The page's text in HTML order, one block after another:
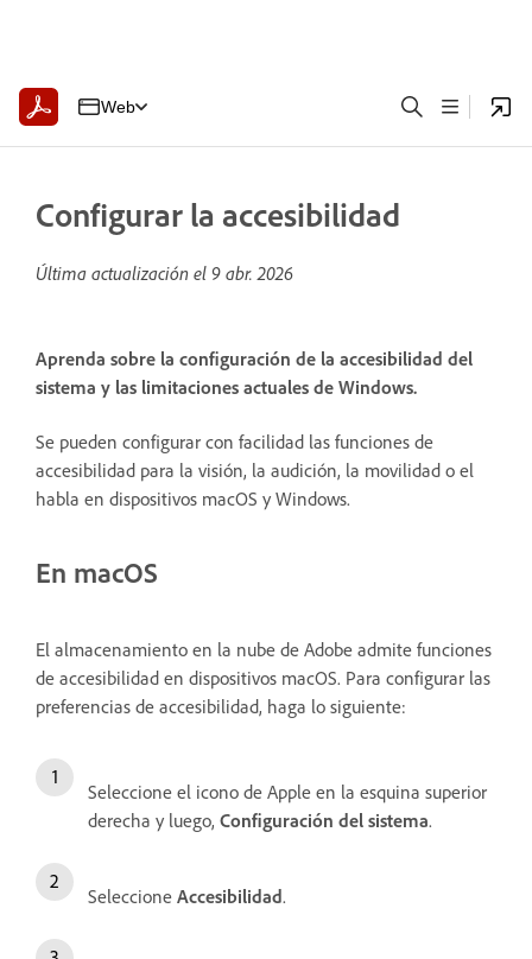
Web
Configurar la accesibilidad
Última actualización el 9 abr. 2026
Aprenda sobre la configuración de la accesibilidad del
sistema y las limitaciones actuales de Windows.
Se pueden configurar con facilidad las funciones de
accesibilidad para la visión, la audición, la movilidad o el
habla en dispositivos macOS y Windows.
En macOS
El almacenamiento en la nube de Adobe admite funciones
de accesibilidad en dispositivos macOS. Para configurar las
preferencias de accesibilidad, haga lo siguiente:
Seleccione el icono de Apple en la esquina superior
derecha y luego, Configuración del sistema.
Seleccione Accesibilidad.